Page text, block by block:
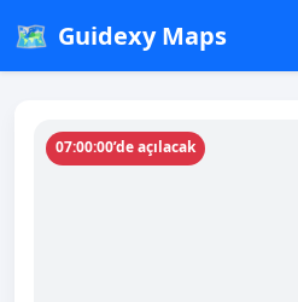
🗺️ Guidexy Maps
07:00:00’de açılacak